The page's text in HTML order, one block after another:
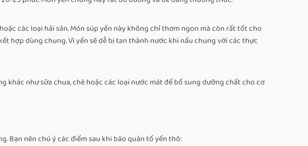
các loại hải sản. Món súp yến này không chỉ thơm ngon mà còn rất tốt cho
hợp dùng chung. Vì yến sẽ dễ bị tan thành nước khi nấu chung với các thực
như sữa chua, chè hoặc các loại nước mát để bổ sung dưỡng chất cho cơ
Bạn nên chú ý các điểm sau khi bảo quản tổ yến thô: